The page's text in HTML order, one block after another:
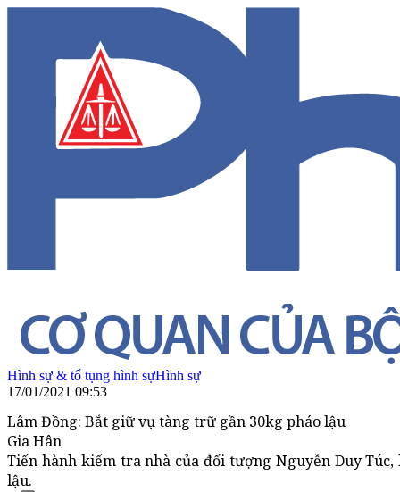
Hình sự & tố tụng hình sựHình sự
17/01/2021 09:53
Lâm Đồng: Bắt giữ vụ tàng trữ gần 30kg pháo lậu
Gia Hân
Tiến hành kiểm tra nhà của đối tượng Nguyễn Duy
lậu.